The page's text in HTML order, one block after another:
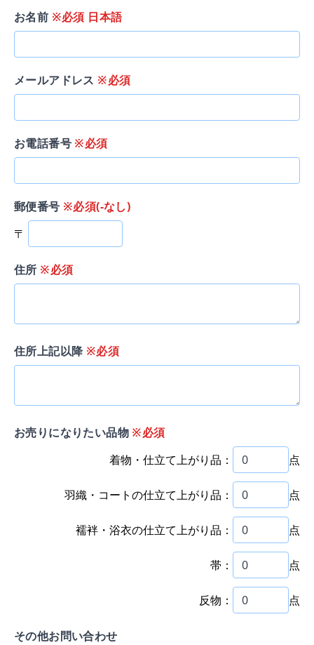
お名前 ※必須 日本語
メールアドレス ※必須
お電話番号 ※必須
郵便番号 ※必須(-なし)
〒
住所 ※必須
住所上記以降 ※必須
お売りになりたい品物 ※必須
着物・仕立て上がり品：
点
羽織・コートの仕立て上がり品： 点
襦袢・浴衣の仕立て上がり品： 点
帯： 点
反物： 点
その他お問い合わせ